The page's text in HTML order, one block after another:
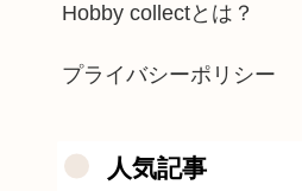
Hobby collectとは？
プライバシーポリシー
人気記事